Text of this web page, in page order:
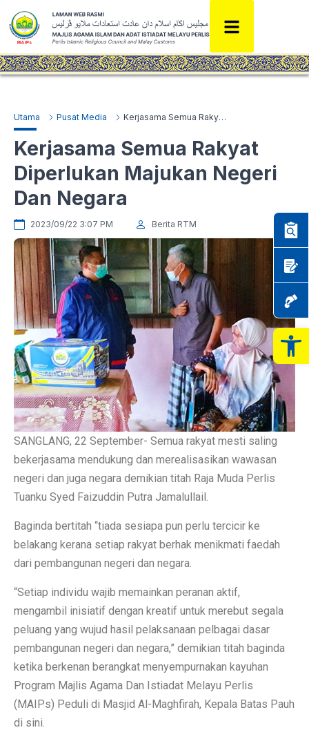
Utama Pusat Media Kerjasama Semua Rakyat Diperlukan Majukan Negeri Dan Negara
Kerjasama Semua Rakyat
Diperlukan Majukan Negeri
Dan Negara
2023/09/22 3:07 PM Berita RTM
SANGLANG, 22 September- Semua rakyat mesti saling
bekerjasama mendukung dan merealisasikan wawasan
negeri dan juga negara demikian titah Raja Muda Perlis
Tuanku Syed Faizuddin Putra Jamalullail.
Baginda bertitah “tiada sesiapa pun perlu tercicir ke
belakang kerana setiap rakyat berhak menikmati faedah
dari pembangunan negeri dan negara.
“Setiap individu wajib memainkan peranan aktif,
mengambil inisiatif dengan kreatif untuk merebut segala
peluang yang wujud hasil pelaksanaan pelbagai dasar
pembangunan negeri dan negara,” demikian titah baginda
ketika berkenan berangkat menyempurnakan kayuhan
Program Majlis Agama Dan Istiadat Melayu Perlis
(MAIPs) Peduli di Masjid Al-Maghfirah, Kepala Batas Pauh
di sini.